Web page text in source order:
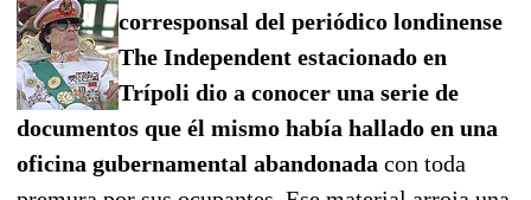
corresponsal del periódico londinense
The Independent estacionado en
Trípoli dio a conocer una serie de
documentos que él mismo había hallado en una
oficina gubernamental abandonada con toda